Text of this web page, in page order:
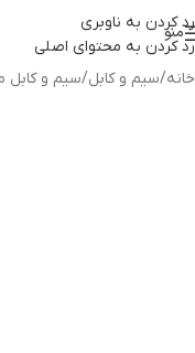
رد کردن به ناوبری
رد کردن به محتوای اصلی
منو
خانه/سیم و کابل/سیم و کابل